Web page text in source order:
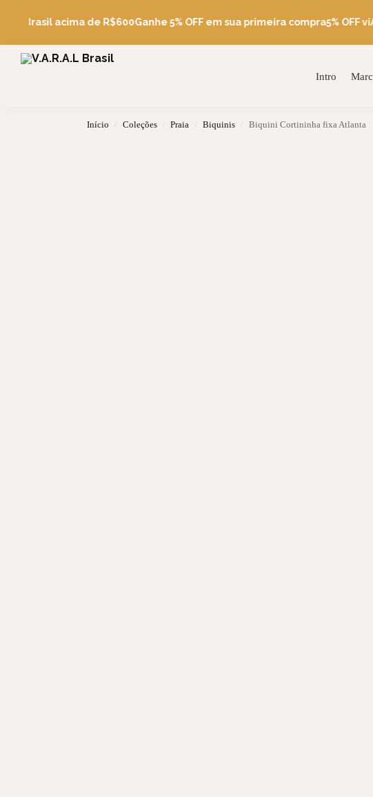
Brasil acima de R$600Ganhe 5% OFF em sua primeira compra5% OFF viA
Intro
Pesquise
Início / Coleções / Praia / Biquinis / Biquini Cortininha fixa Atlanta